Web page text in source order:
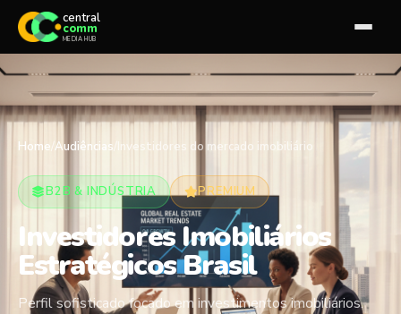
central
comm
MEDIA HUB
Home/Audiências/Investidores do mercado imobiliário
B2B & INDÚSTRIA PREMIUM
Investidores Imobiliários
Estratégicos Brasil
Perfil sofisticado focado em investimentos imobiliários.